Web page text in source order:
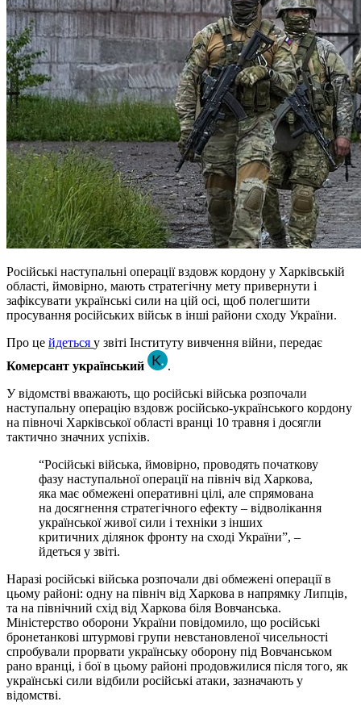
Російські наступальні операції вздовж кордону у Харківській
області, ймовірно, мають стратегічну мету привернути і
зафіксувати українські сили на цій осі, щоб полегшити
просування російських військ в інші райони сходу України.
Про це йдеться у звіті Інституту вивчення війни, передає
Комерсант український
.
У відомстві вважають, що російські війська розпочали
наступальну операцію вздовж російсько-українського кордону
на півночі Харківської області вранці 10 травня і досягли
тактично значних успіхів.
“Російські війська, ймовірно, проводять початкову
фазу наступальної операції на північ від Харкова,
яка має обмежені оперативні цілі, але спрямована
на досягнення стратегічного ефекту – відволікання
української живої сили і техніки з інших
критичних ділянок фронту на сході України”, –
йдеться у звіті.
Наразі російські війська розпочали дві обмежені операції в
цьому районі: одну на північ від Харкова в напрямку Липців,
та на північний схід від Харкова біля Вовчанська.
Міністерство оборони України повідомило, що російські
бронетанкові штурмові групи невстановленої чисельності
спробували прорвати українську оборону під Вовчанськом
рано вранці, і бої в цьому районі продовжилися після того, як
українські сили відбили російські атаки, зазначають у
відомстві.